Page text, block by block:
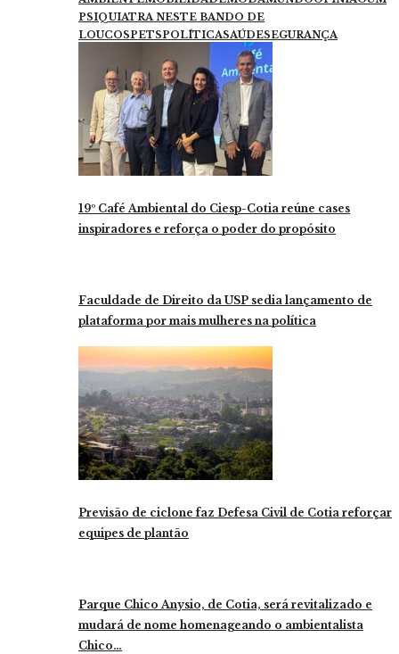
PSIQUIATRA NESTE BANDO DE
LOUCOSPETSPOLÍTICASAÚDESEGURANÇA
19º Café Ambiental do Ciesp-Cotia reúne cases
inspiradores e reforça o poder do propósito
Faculdade de Direito da USP sedia lançamento de
plataforma por mais mulheres na política
Previsão de ciclone faz Defesa Civil de Cotia reforçar
equipes de plantão
Parque Chico Anysio, de Cotia, será revitalizado e
mudará de nome homenageando o ambientalista
Chico…